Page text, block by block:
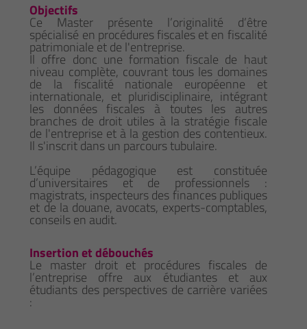
Objectifs
Ce Master présente l’originalité d’être
spécialisé en procédures fiscales et en fiscalité
patrimoniale et de l'entreprise.
Il offre donc une formation fiscale de haut
niveau complète, couvrant tous les domaines
de la fiscalité nationale européenne et
internationale, et pluridisciplinaire, intégrant
les données fiscales à toutes les autres
branches de droit utiles à la stratégie fiscale
de l'entreprise et à la gestion des contentieux.
Il s'inscrit dans un parcours tubulaire.
L’équipe pédagogique est constituée
d’universitaires et de professionnels :
magistrats, inspecteurs des finances publiques
et de la douane, avocats, experts-comptables,
conseils en audit.
Insertion et débouchés
Le master droit et procédures fiscales de
l’entreprise offre aux étudiantes et aux
étudiants des perspectives de carrière variées
: